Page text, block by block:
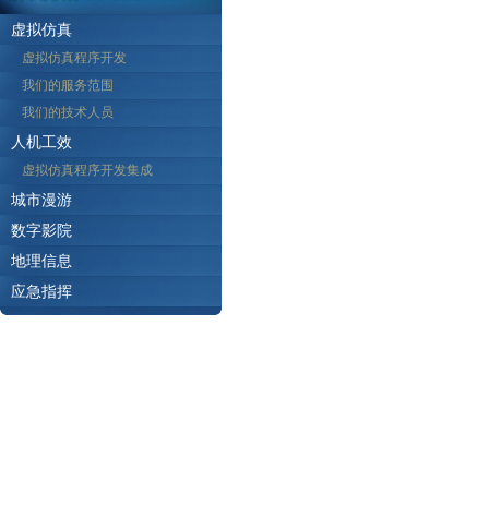
虚拟仿真
虚拟仿真程序开发
我们的服务范围
我们的技术人员
人机工效
虚拟仿真程序开发集成
城市漫游
数字影院
地理信息
应急指挥